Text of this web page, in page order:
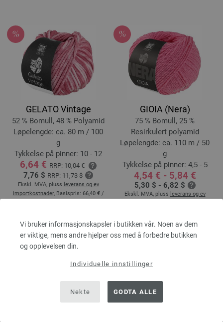
Vi bruker informasjonskapsler i butikken vår. Noen av dem
er viktige, mens andre hjelper oss med å forbedre butikken
og opplevelsen din.
Individuelle innstillinger
Nekte GODTA ALLE
GELATO Vintage
52 % Bomull, 48 % Polyamid
Løpelengde: ca. 80 m / 100
g
Tykkelse på pinner: 10 - 12
6,64 € RRP: 10,04 €
7,76 $ RRP: 11,73 $
Ekskl. MVA, pluss leverans og ev
importkostnader, Basispris: 66,40 € /
GIOIA (Nera)
75 % Bomull, 25 %
Resirkulert polyamid
Løpelengde: ca. 110 m / 50
g
Tykkelse på pinner: 4,5 - 5
4,54 € - 5,84 €
5,30 $ - 6,82 $
Ekskl. MVA, pluss leverans og ev